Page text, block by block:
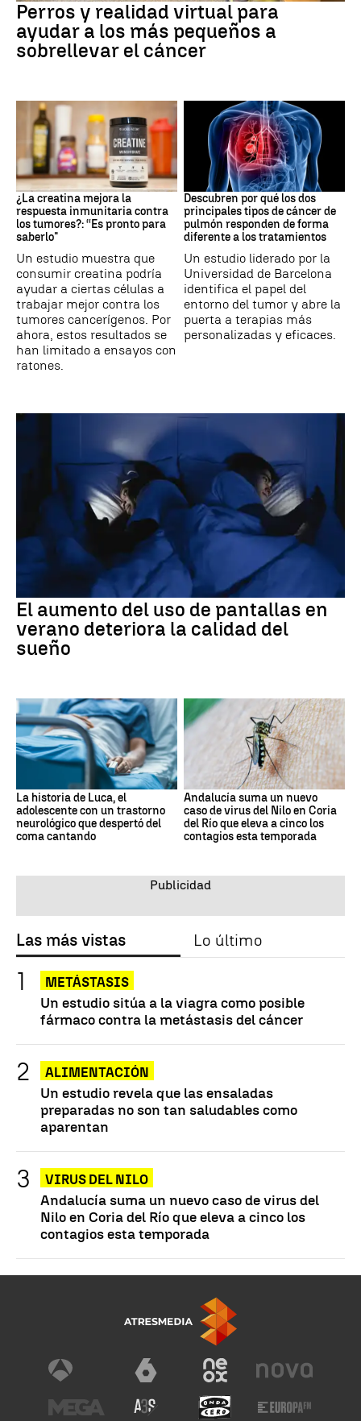
Perros y realidad virtual para
ayudar a los más pequeños a
sobrellevar el cáncer
Suplementos deportivos
¿La creatina mejora la
respuesta inmunitaria contra
los tumores?: “Es pronto para
saberlo"
Un estudio muestra que
consumir creatina podría
ayudar a ciertas células a
trabajar mejor contra los
tumores cancerígenos. Por
ahora, estos resultados se
han limitado a ensayos con
ratones.
Cáncer de pulmón
Descubren por qué los dos
principales tipos de cáncer de
pulmón responden de forma
diferente a los tratamientos
Un estudio liderado por la
Universidad de Barcelona
identifica el papel del
entorno del tumor y abre la
puerta a terapias más
personalizadas y eficaces.
El aumento del uso de pantallas en
verano deteriora la calidad del
sueño
La historia de Luca, el
adolescente con un trastorno
neurológico que despertó del
coma cantando
Andalucía suma un nuevo
caso de virus del Nilo en Coria
del Río que eleva a cinco los
contagios esta temporada
Las más vistas Lo último
METÁSTASIS
Un estudio sitúa a la viagra como posible
fármaco contra la metástasis del cáncer
ALIMENTACIÓN
Un estudio revela que las ensaladas
preparadas no son tan saludables como
aparentan
VIRUS DEL NILO
Andalucía suma un nuevo caso de virus del
Nilo en Coria del Río que eleva a cinco los
contagios esta temporada